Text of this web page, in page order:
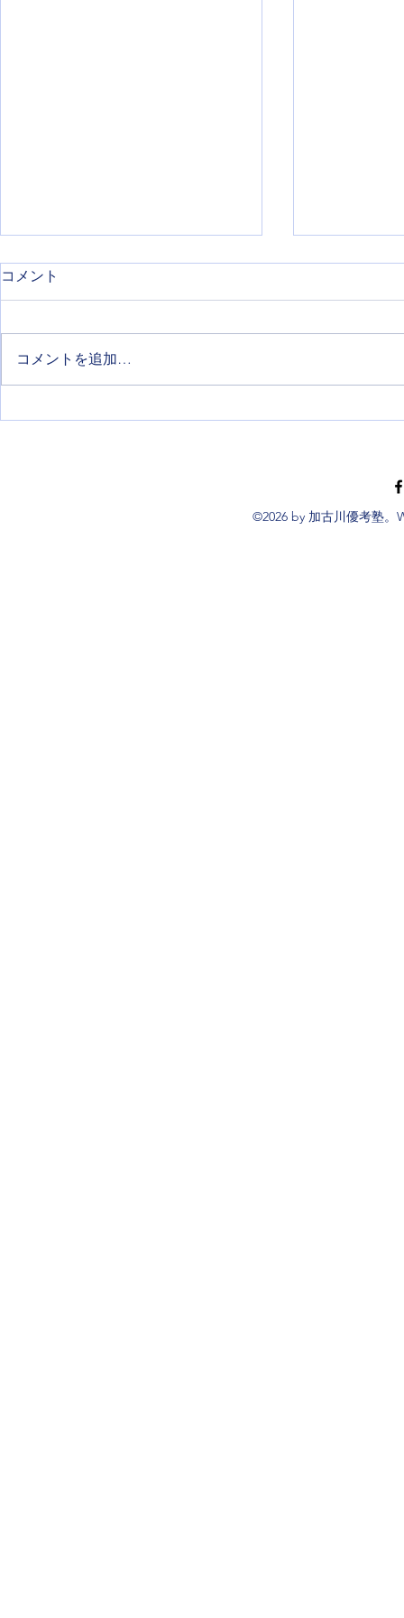
夏休みの課題は早めに！勉強
令和９年度
コメント
コメントを追加…
©2026 by 加古川優考塾。